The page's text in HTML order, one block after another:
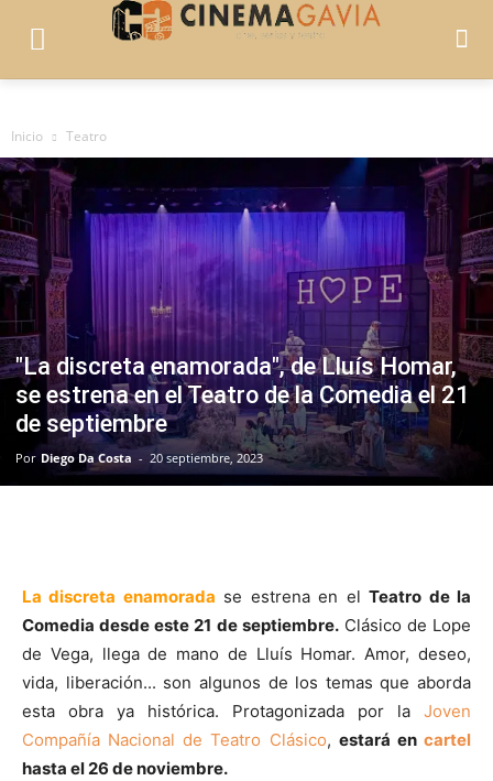
Inicio Teatro
"La discreta enamorada", de Lluís Homar,
se estrena en el Teatro de la Comedia el 21
de septiembre
Por Diego Da Costa - 20 septiembre, 2023
La discreta enamorada se estrena en elTeatro de la
Comedia desde este 21 de septiembre.Clásico de Lope
de Vega, llega de mano de Lluís Homar. Amor, deseo,
vida, liberación... son algunos de los temas que aborda
esta obra ya histórica. Protagonizada por la Joven
Compañía Nacional de Teatro Clásico, estará encartel
hasta el 26 de noviembre.